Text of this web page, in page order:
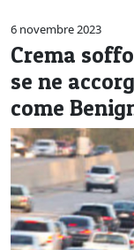
CULTURA
LA STORIA
SPETTACOLI
L'EDITORIALE
SEZIONI
CERCA
6 novembre 2023
Crema
se ne
come